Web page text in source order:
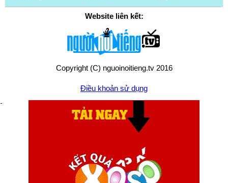
Website liên kết:
Copyright (C) nguoinoitieng.tv 2016
Điều khoản sử dụng
mail.nguoinoitieng.tv@gmail.com